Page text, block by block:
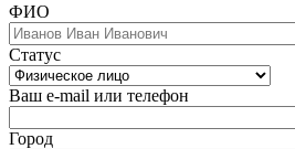
ФИО
Статус
Ваш e-mail или телефон
Город